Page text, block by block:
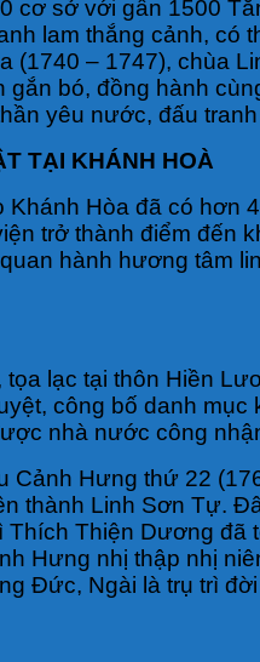
cơ sở với gần 1500
lam thắng cảnh,
(1740 – 1747), chùa
gắn bó, đồng hành
yêu nước, đấu
TẠI KHÁNH HOÀ
Khánh Hòa đã có
trở thành điểm đến
hành hương tâm
lạc tại thôn Hiền
công bố danh
nhà nước công
Hưng thứ 22
thành Linh Sơn Tự.
Thiện Dương
Hưng nhị thập nhị
Đức, Ngài là trụ trì